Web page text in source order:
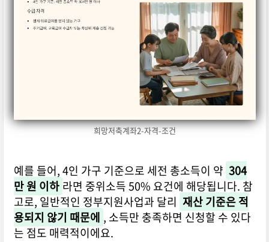
희망저축계좌2-자격-조건
예를 들어, 4인 가구 기준으로 세전 총소득이 약 304
만 원 이하 라면 중위소득 50% 요건에 해당됩니다. 참
고로, 일반적인 정부지원사업과 달리 재산 기준은 적
용되지 않기 때문에 , 소득만 충족하면 신청할 수 있다
는 점도 매력적이에요.